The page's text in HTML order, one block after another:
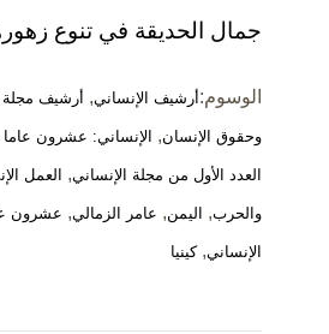
جمال الحديقة في تنوع
الوسوم:أرشيف الإنساني, أرشيف مجلة
وحقوق الإنسان, الإنساني: عشرون عاما
العدد الأول من مجلة الإنساني, العمل
والحرب, اليمن, عامر الزمالي, عشرون
الإنساني,كينيا